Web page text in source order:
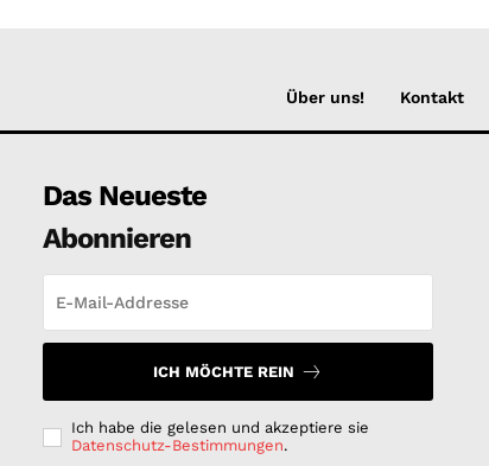
Über uns! Kontakt
Das Neueste
Abonnieren
ICH MÖCHTE REIN
Ich habe die gelesen und akzeptiere sie
Datenschutz-Bestimmungen.